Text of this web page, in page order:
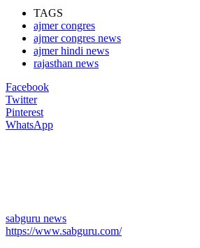
TAGS
ajmer congres
ajmer congres news
ajmer hindi news
rajasthan news
Facebook
Twitter
Pinterest
WhatsApp
sabguru news
https://www.sabguru.com/